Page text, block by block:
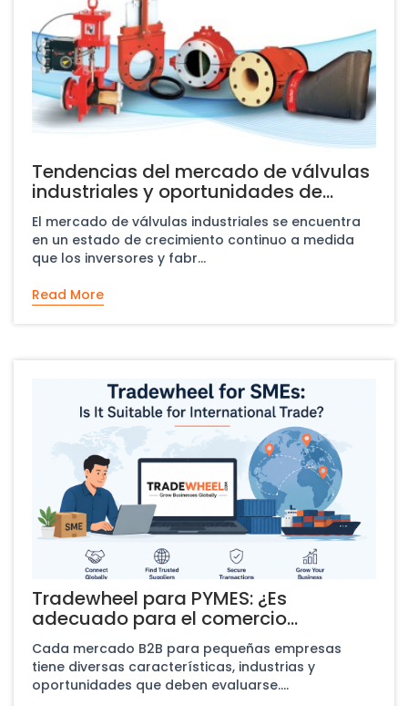
Tendencias del mercado de válvulas
industriales y oportunidades de
crecimiento en 2026
El mercado de válvulas industriales se encuentra
en un estado de crecimiento continuo a medida
que los inversores y fabr...
Read More
Tradewheel para PYMES: ¿Es
adecuado para el comercio
internacional?
​Cada mercado B2B para pequeñas empresas
tiene diversas características, industrias y
oportunidades que deben evaluarse....